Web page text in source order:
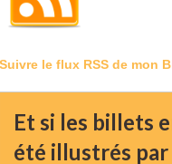
Suivre le flux RSS de mon
Et si les billets
été illustrés par